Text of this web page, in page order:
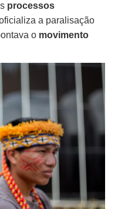
processos
a paralisação
o movimento